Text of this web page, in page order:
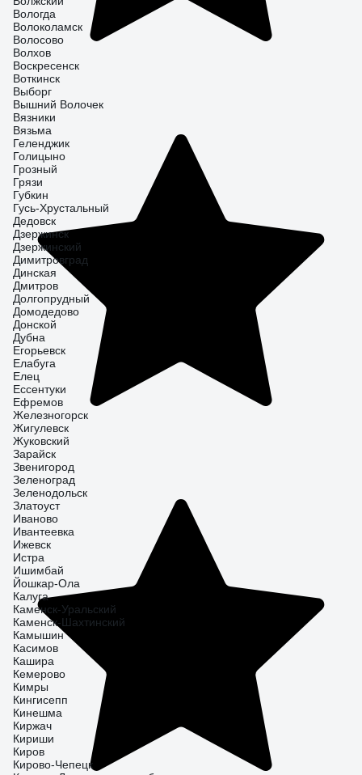
Вологда
Волоколамск
Волосово
Волхов
Воскресенск
Воткинск
Выборг
Вышний Волочек
Вязники
Вязьма
Геленджик
Голицыно
Грозный
Грязи
Губкин
Гусь-Хрустальный
Дедовск
Дзержинск
Дзержинский
Димитровград
Динская
Дмитров
Долгопрудный
Домодедово
Донской
Дубна
Егорьевск
Елабуга
Елец
Ессентуки
Ефремов
Железногорск
Жигулевск
Жуковский
Зарайск
Звенигород
Зеленоград
Зеленодольск
Златоуст
Иваново
Ивантеевка
Ижевск
Истра
Ишимбай
Йошкар-Ола
Калуга
Каменск-Уральский
Каменск-Шахтинский
Камышин
Касимов
Кашира
Кемерово
Кимры
Кингисепп
Кинешма
Киржач
Кириши
Киров
Кирово-Чепецк